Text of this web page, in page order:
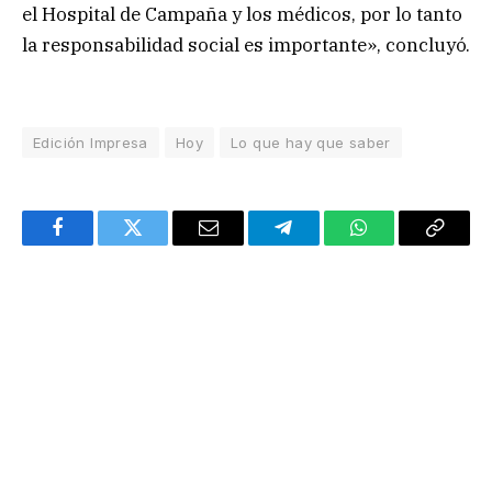
el Hospital de Campaña y los médicos, por lo tanto
la responsabilidad social es importante», concluyó.
Edición Impresa Hoy Lo que hay que saber
FacebookTwitter Email TelegramWhatsAppCopy